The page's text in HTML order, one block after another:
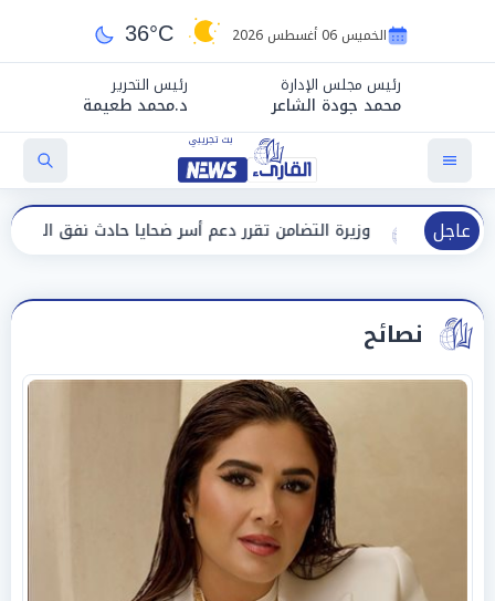
الخميس 06 أغسطس 2026 36°C
رئيس مجلس الإدارة
محمد جودة الشاعر
رئيس التحرير
د.محمد طعيمة
عاجل
وزيرة التضامن تقرر دعم أسر ضحايا حادث نفق الودي ببني سويف
نصائح